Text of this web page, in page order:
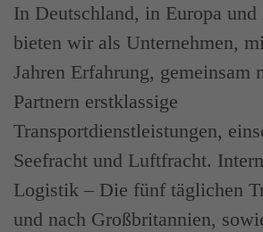
In Deutschland, in Europa
bieten wir als Unternehmen,
Jahren Erfahrung, gemeinsam
Partnern erstklassige
Transportdienstleistungen,
Seefracht und Luftfracht.
Logistik – Die fünf täglichen
und nach Großbritannien,